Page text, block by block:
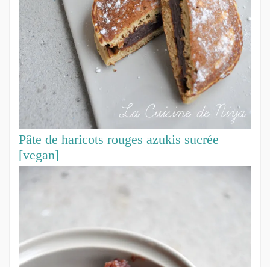
Pâte de haricots rouges azukis sucrée
[vegan]